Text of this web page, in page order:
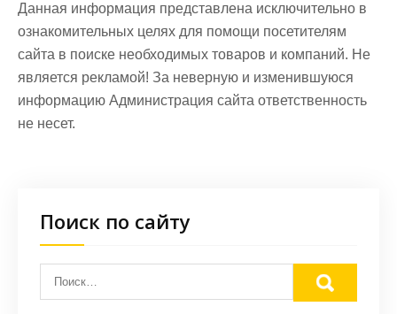
Данная информация представлена исключительно в
ознакомительных целях для помощи посетителям
сайта в поиске необходимых товаров и компаний. Не
является рекламой! За неверную и изменившуюся
информацию Администрация сайта ответственность
не несет.
Поиск по сайту